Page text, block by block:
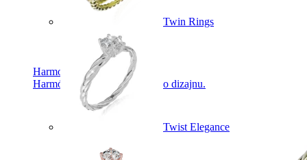
Harmony
Harmónia klasiky a moderného dizajnu.
Twin Rings
Twist Elegance